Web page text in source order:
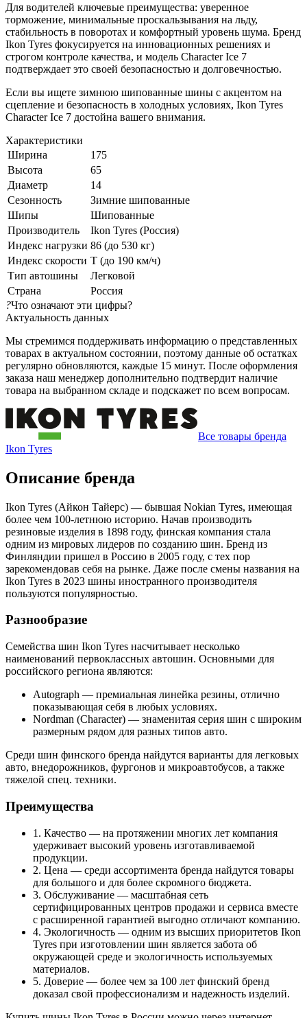
Для водителей ключевые преимущества: уверенное
торможение, минимальные проскальзывания на льду,
стабильность в поворотах и комфортный уровень шума. Бренд
Ikon Tyres фокусируется на инновационных решениях и
строгом контроле качества, и модель Character Ice 7
подтверждает это своей безопасностью и долговечностью.
Если вы ищете зимнюю шипованные шины с акцентом на
сцепление и безопасность в холодных условиях, Ikon Tyres
Character Ice 7 достойна вашего внимания.
Характеристики
Ширина
175
Высота
65
Диаметр
14
Сезонность
Зимние шипованные
Шипы
Шипованные
Производитель
Ikon Tyres (Россия)
Индекс нагрузки 86 (до 530 кг)
Индекс скорости T (до 190 км/ч)
Тип автошины
Легковой
Страна
Россия
?Что означают эти цифры?
Актуальность данных
Мы стремимся поддерживать информацию о представленных
товарах в актуальном состоянии, поэтому данные об остатках
регулярно обновляются, каждые 15 минут. После оформления
заказа наш менеджер дополнительно подтвердит наличие
товара на выбранном складе и подскажет по всем вопросам.
Все товары бренда
Ikon Tyres
Описание бренда
Ikon Tyres (Айкон Тайерс) — бывшая Nokian Tyres, имеющая
более чем 100-летнюю историю. Начав производить
резиновые изделия в 1898 году, финская компания стала
одним из мировых лидеров по созданию шин. Бренд из
Финляндии пришел в Россию в 2005 году, с тех пор
зарекомендовав себя на рынке. Даже после смены названия на
Ikon Tyres в 2023 шины иностранного производителя
пользуются популярностью.
Разнообразие
Семейства шин Ikon Tyres насчитывает несколько
наименований первоклассных автошин. Основными для
российского региона являются:
Autograph — премиальная линейка резины, отлично
показывающая себя в любых условиях.
Nordman (Character) — знаменитая серия шин с широким
размерным рядом для разных типов авто.
Среди шин финского бренда найдутся варианты для легковых
авто, внедорожников, фургонов и микроавтобусов, а также
тяжелой спец. техники.
Преимущества
1. Качество — на протяжении многих лет компания
удерживает высокий уровень изготавливаемой
продукции.
2. Цена — среди ассортимента бренда найдутся товары
для большого и для более скромного бюджета.
3. Обслуживание — масштабная сеть
сертифицированных центров продажи и сервиса вместе
с расширенной гарантией выгодно отличают компанию.
4. Экологичность — одним из высших приоритетов Ikon
Tyres при изготовлении шин является забота об
окружающей среде и экологичность используемых
материалов.
5. Доверие — более чем за 100 лет финский бренд
доказал свой профессионализм и надежность изделий.